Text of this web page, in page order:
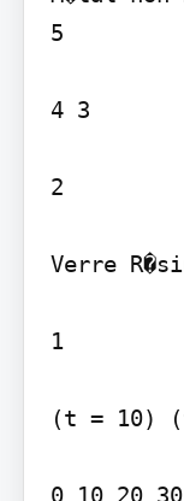
5
4 3
2
Verre
1
(t = 10)
0 10 20